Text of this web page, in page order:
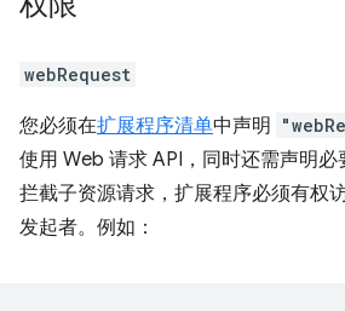
webRequest
您必须在扩展程序清单中声明
使用 Web 请求 API，同时还需声明必
拦截子资源请求，扩展程序必须有权
发起者。例如：